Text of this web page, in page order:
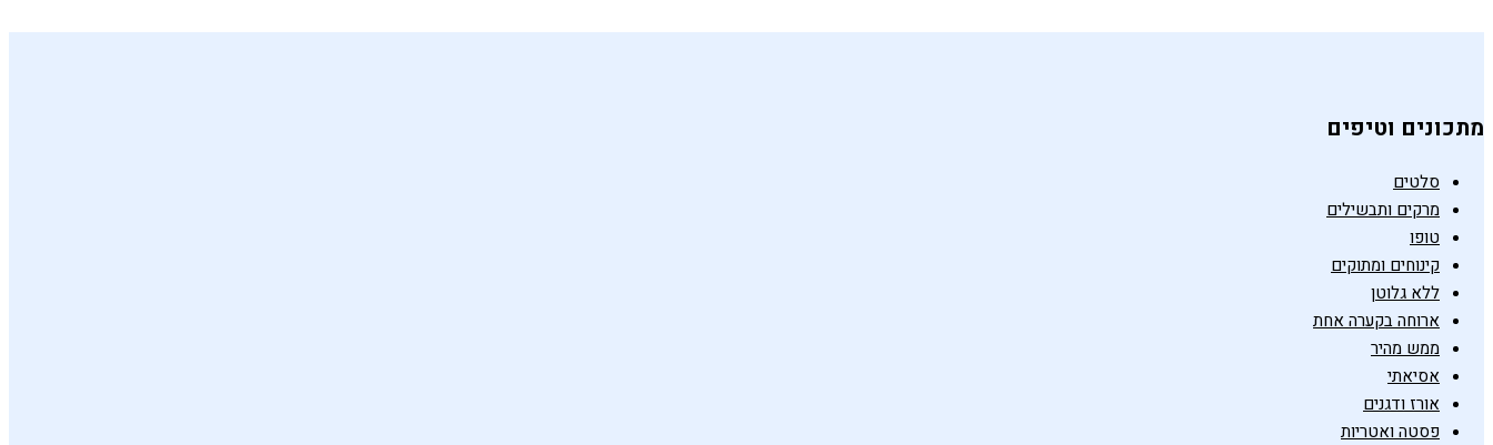
מתכונים וטיפים
סלטים
מרקים ותבשילים
טופו
קינוחים ומתוקים
ללא גלוטן
ארוחה בקערה אחת
ממש מהיר
אסיאתי
אורז ודגנים
פסטה ואטריות